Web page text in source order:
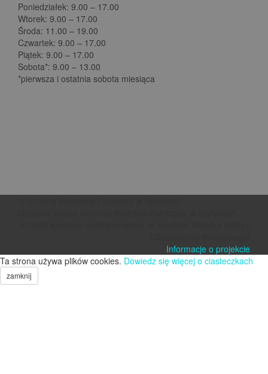
Poniedziałek: 9.00 – 17.00
Wtorek: 9.00 – 17.00
Środa: 11.00 – 19.00
Czwartek: 9.00 – 17.00
Piątek: 9.00 – 17.00
Sobota*: 9.00 – 13.00
*pierwsza i ostatnia sobota miesiąca
Informacje o projekcie
Ta strona używa plików cookies. Dowiedz się więcej o ciasteczkach
zamknij